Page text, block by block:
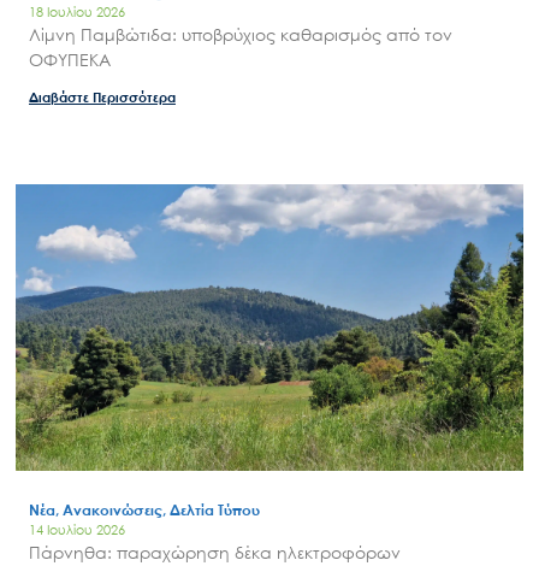
18 Ιουλίου 2026
Λίμνη Παμβώτιδα: υποβρύχιος καθαρισμός από τον
ΟΦΥΠΕΚΑ
Διαβάστε Περισσότερα
Νέα, Ανακοινώσεις, Δελτία Τύπου
14 Ιουλίου 2026
Πάρνηθα: παραχώρηση δέκα ηλεκτροφόρων